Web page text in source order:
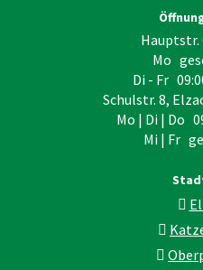
Hauptstr.
Mo
Di - Fr
Schulstr. 8,
Mo | Di | Do
Mi | Fr